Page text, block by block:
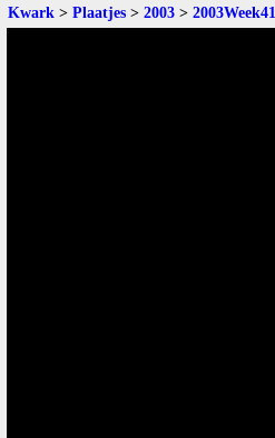
Kwark > Plaatjes > 2003 > 2003Week41